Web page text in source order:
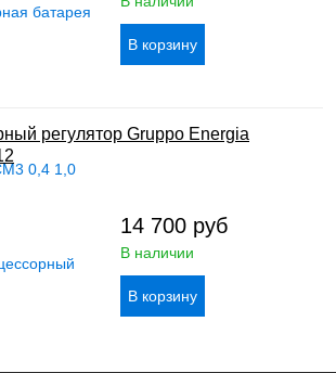
регулятор Gruppo Energia
14 700 руб
В наличии